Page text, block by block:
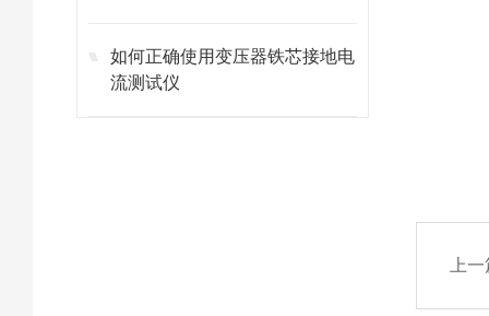
如何正确使用变压器铁芯接地电
流测试仪
上